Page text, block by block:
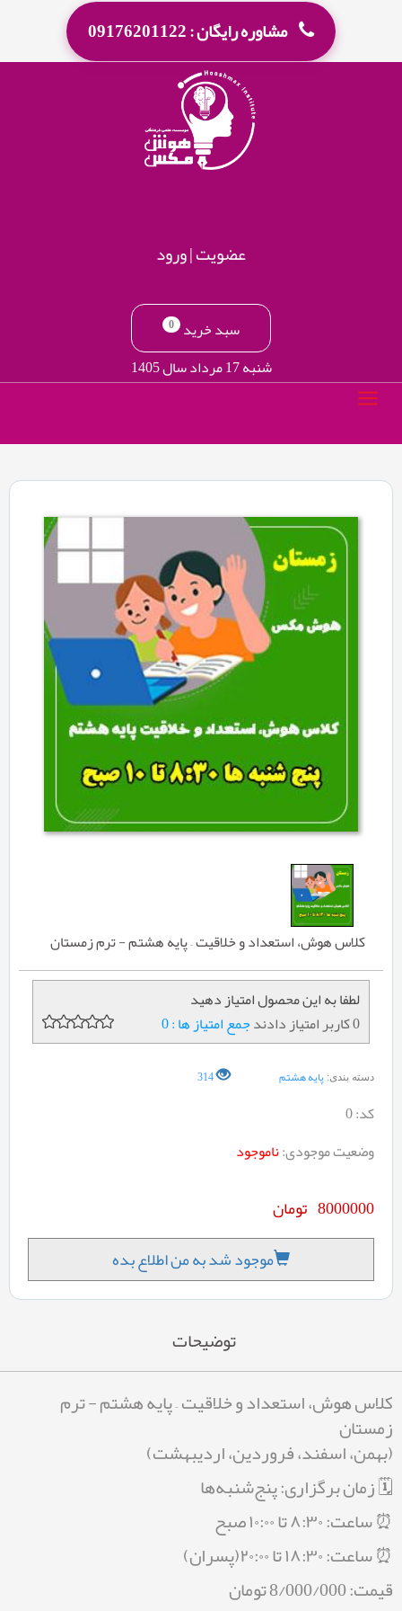
مشاوره رایگان : 09176201122
عضویت|ورود
سبد خرید 0
شنبه 17 مرداد سال 1405
کلاس هوش، استعداد و خلاقیت – پایه هشتم - ترم زمستان
لطفا به این محصول امتیاز دهید
0 کاربر امتیاز دادند
جمع امتیاز ها : 0
دسته بندی: پایه هشتم 314
کد:0
وضعیت موجودی:ناموجود
8000000 تومان
موجود شد به من اطلاع بده
توضیحات
کلاس هوش، استعداد و خلاقیت – پایه هشتم - ترم
زمستان
(بهمن، اسفند، فروردین، اردیبهشت)
🗓 زمان برگزاری: پنج‌شنبه‌ها
⏰ ساعت: ۸:۳۰ تا ۱۰:۰۰ صبح
⏰ ساعت: ۱۸:۳۰ تا ۲۰:۰۰(پسران)
قیمت: 8/000/000 تومان